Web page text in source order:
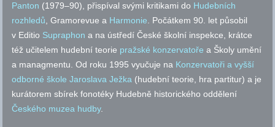
Panton (1979–90), přispíval svými kritikami do Hudebních
rozhledů, Gramorevue a Harmonie. Počátkem 90. let působil
v Editio Supraphon a na ústředí České školní inspekce, krátce
též učitelem hudební teorie pražské konzervatoře a Školy umění
a managmentu. Od roku 1995 vyučuje na Konzervatoři a vyšší
odborné škole Jaroslava Ježka (hudební teorie, hra partitur) a je
kurátorem sbírek fonotéky Hudebně historického oddělení
Českého muzea hudby.